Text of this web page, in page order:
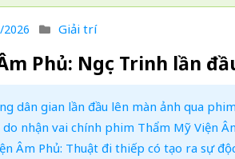
2026 Giải trí
Phủ: Ngọc Trinh lần
dân gian lần đầu lên màn ảnh qua
nhận vai chính phim Thẩm Mỹ Viện
Âm Phủ: Thuật đi thiếp có tạo ra sự